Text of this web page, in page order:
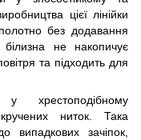
цієї лінійки
без додавання
не накопичує
та підходить для
хрестоподібному
ниток. Така
випадкових зачіпок,